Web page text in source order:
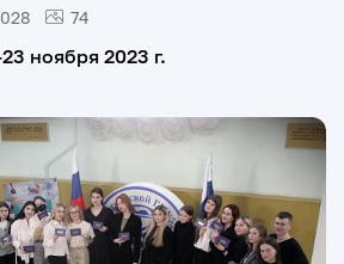
74
ноября 2023 г.